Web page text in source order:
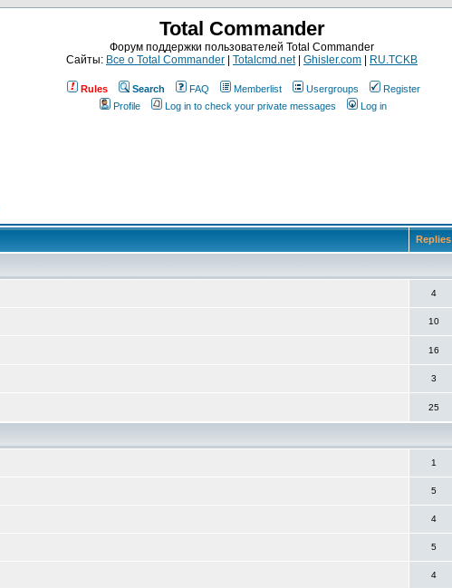
Total Commander
Форум поддержки пользователей Total Commander
Сайты: Все о Total Commander Totalcmd.net| Ghisler.com RU.TCKB
Rules Search FAQ Memberlist Usergroups
Register
Profile
Log in to check your private messages Log in
Replies
4
10
16
3
25
1
5
4
5
4